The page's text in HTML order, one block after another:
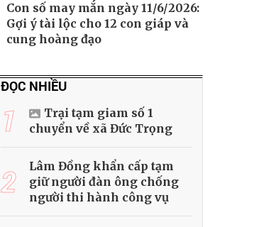
Con số may mắn ngày 11/6/2026:
Gợi ý tài lộc cho 12 con giáp và
cung hoàng đạo
ĐỌC NHIỀU
1
Trại tạm giam số 1
chuyển về xã Đức Trọng
2
Lâm Đồng khẩn cấp tạm
giữ người đàn ông chống
người thi hành công vụ